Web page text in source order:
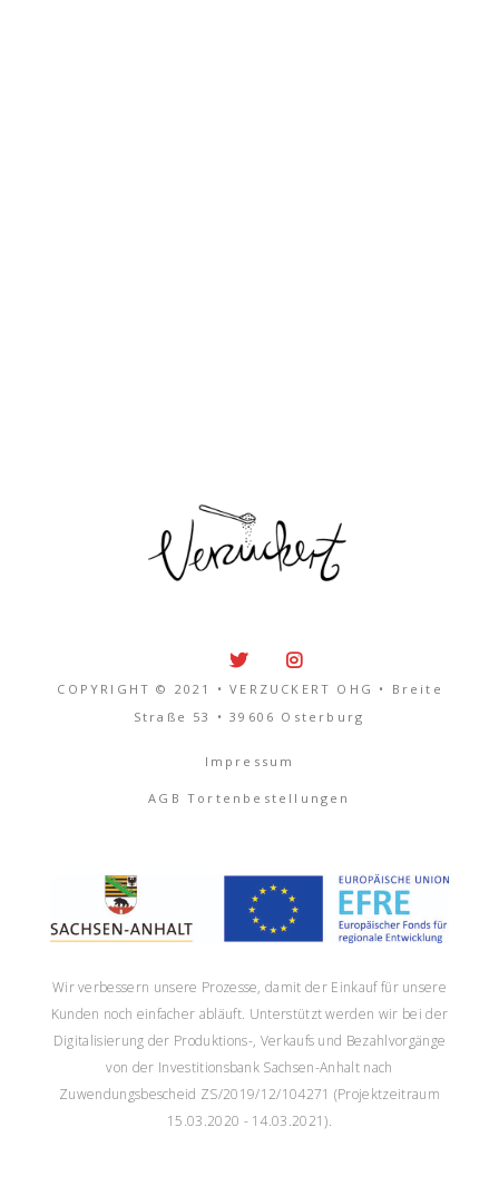
COPYRIGHT © 2021 • VERZUCKERT OHG • Breite
Straße 53 • 39606 Osterburg
Impressum
AGB Tortenbestellungen
Wir verbessern unsere Prozesse, damit der Einkauf für unsere
Kunden noch einfacher abläuft. Unterstützt werden wir bei der
Digitalisierung der Produktions-, Verkaufs und Bezahlvorgänge
von der Investitionsbank Sachsen-Anhalt nach
Zuwendungsbescheid ZS/2019/12/104271 (Projektzeitraum
15.03.2020 - 14.03.2021).